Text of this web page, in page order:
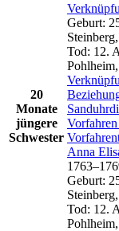
20
Monate
jüngere
Schwester
Geburt:
Tod: 12.
Vorfahren
Anna
1763–
Geburt:
Tod: 12.